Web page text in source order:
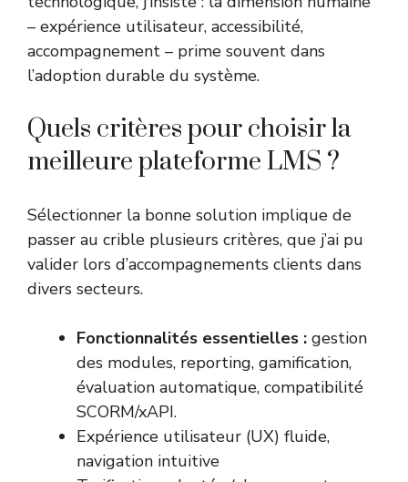
– expérience utilisateur, accessibilité,
accompagnement – prime souvent dans
l’adoption durable du système.
Quels critères pour choisir la
meilleure plateforme LMS ?
Sélectionner la bonne solution implique de
passer au crible plusieurs critères, que j’ai pu
valider lors d’accompagnements clients dans
divers secteurs.
Fonctionnalités essentielles : gestion
des modules, reporting, gamification,
évaluation automatique, compatibilité
SCORM/xAPI.
Expérience utilisateur (UX) fluide,
navigation intuitive